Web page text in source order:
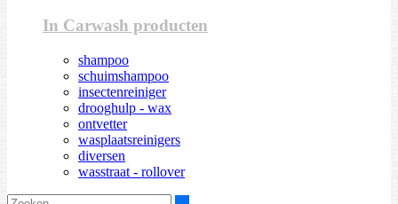
In Carwash producten
shampoo
schuimshampoo
insectenreiniger
drooghulp - wax
ontvetter
wasplaatsreinigers
diversen
wasstraat - rollover